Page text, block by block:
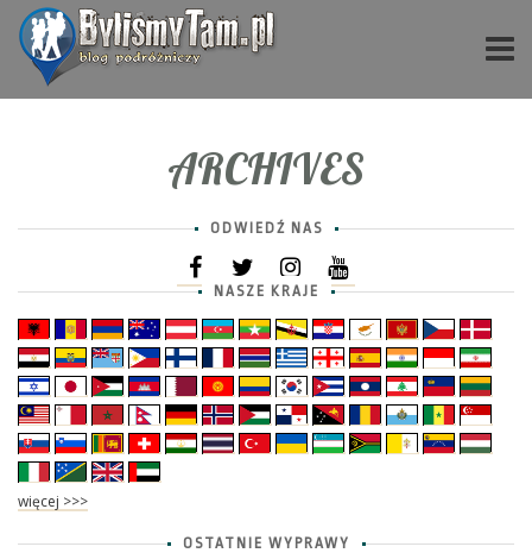
ARCHIVES
ODWIEDŹ NAS
NASZE KRAJE
więcej >>>
OSTATNIE WYPRAWY